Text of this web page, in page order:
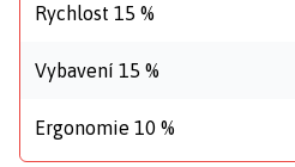
Rychlost 15 %
Vybavení 15 %
Ergonomie 10 %